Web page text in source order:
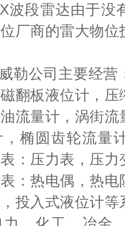
X波段雷达由于没
厂商的雷大物
公司主要经营
翻板液位计，
流量计，涡街
，椭圆齿轮流量
：压力表，压
：热电偶，热
投入式液位计